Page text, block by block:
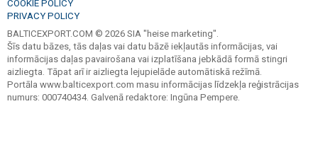
COOKIE POLICY
PRIVACY POLICY
BALTICEXPORT.COM © 2026 SIA "heise marketing".
Šīs datu bāzes, tās daļas vai datu bāzē iekļautās informācijas, vai
informācijas daļas pavairošana vai izplatīšana jebkādā formā stingri
aizliegta. Tāpat arī ir aizliegta lejupielāde automātiskā režīmā.
Portāla www.balticexport.com masu informācijas līdzekļa reģistrācijas
numurs: 000740434. Galvenā redaktore: Ingūna Pempere.